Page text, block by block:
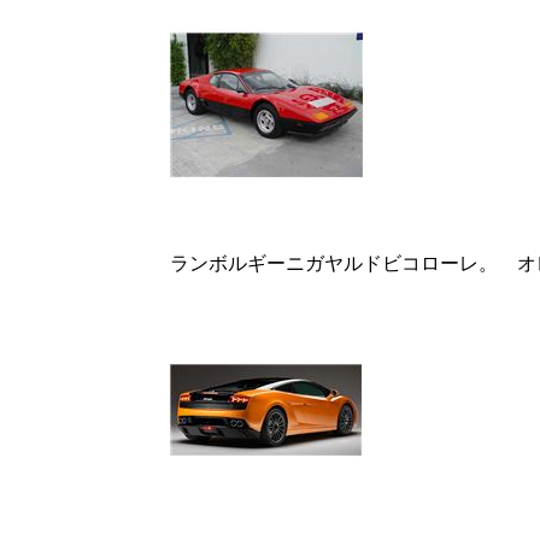
ランボルギーニガヤルドビコローレ。 オ